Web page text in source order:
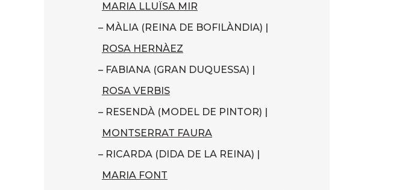
MARIA LLUÏSA MIR
– MÀLIA (REINA DE BOFILÀNDIA) |
ROSA HERNÀEZ
– FABIANA (GRAN DUQUESSA) |
ROSA VERBIS
– RESENDÀ (MODEL DE PINTOR) |
MONTSERRAT FAURA
– RICARDA (DIDA DE LA REINA) |
MARIA FONT